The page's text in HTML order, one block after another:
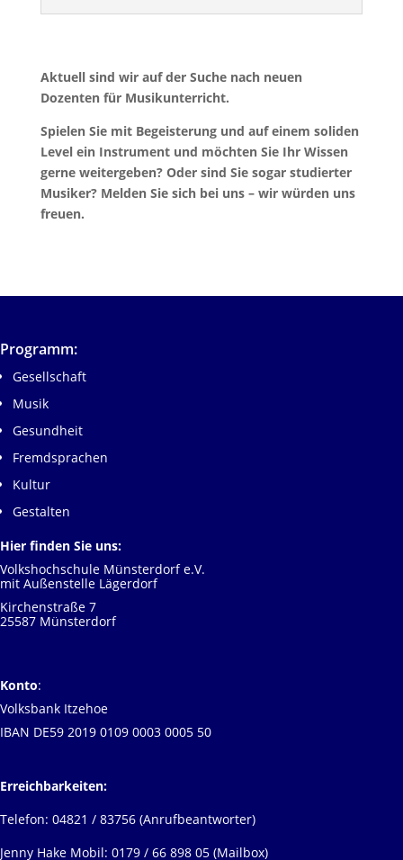
Aktuell sind wir auf der Suche nach neuen
Dozenten für Musikunterricht.
Spielen Sie mit Begeisterung und auf einem soliden
Level ein Instrument und möchten Sie Ihr Wissen
gerne weitergeben? Oder sind Sie sogar studierter
Musiker? Melden Sie sich bei uns – wir würden uns
freuen.
Programm:
Gesellschaft
Musik
Gesundheit
Fremdsprachen
Kultur
Gestalten
Hier finden Sie uns:
Volkshochschule Münsterdorf e.V.
mit Außenstelle Lägerdorf
Kirchenstraße 7
25587 Münsterdorf
Konto:
Volksbank Itzehoe
IBAN DE59 2019 0109 0003 0005 50
Erreichbarkeiten:
Telefon: 04821 / 83756 (Anrufbeantworter)
Jenny Hake Mobil: 0179 / 66 898 05 (Mailbox)